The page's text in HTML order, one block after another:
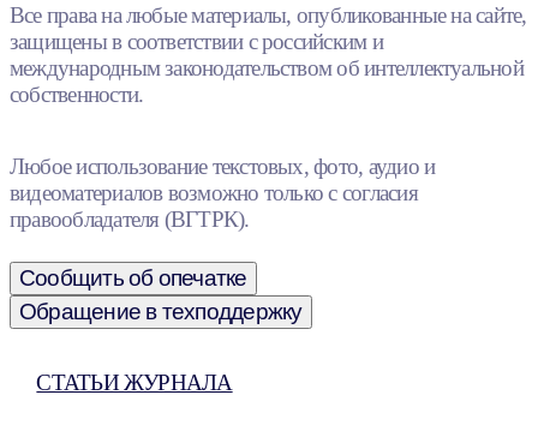
Все права на любые материалы, опубликованные на сайте,
защищены в соответствии с российским и
международным законодательством об интеллектуальной
собственности.
Любое использование текстовых, фото, аудио и
видеоматериалов возможно только с согласия
правообладателя (ВГТРК).
Сообщить об опечатке
Обращение в техподдержку
СТАТЬИ ЖУРНАЛА